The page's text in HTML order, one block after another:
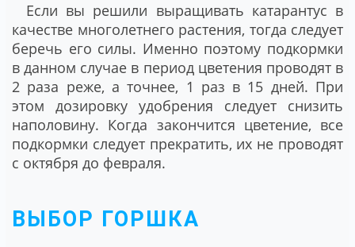
Если вы решили выращивать катарантус в
качестве многолетнего растения, тогда следует
беречь его силы. Именно поэтому подкормки
в данном случае в период цветения проводят в
2 раза реже, а точнее, 1 раз в 15 дней. При
этом дозировку удобрения следует снизить
наполовину. Когда закончится цветение, все
подкормки следует прекратить, их не проводят
с октября до февраля.
ВЫБОР ГОРШКА